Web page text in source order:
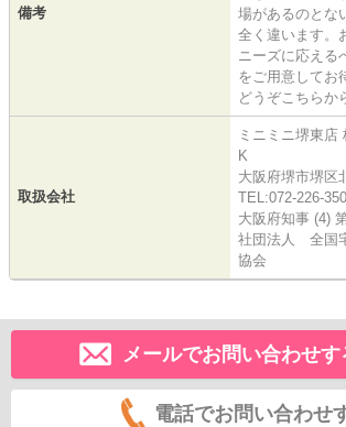
備考
場があるのとな
全く違います。
ニーズに応える
をご用意してお
どうぞこちらか
取扱会社
ミニミニ堺東店
K
大阪府堺市堺区
TEL:072-226-
大阪府知事 (4)
社団法人 全国
協会
メールでお問い合わせす
電話でお問い合わせ